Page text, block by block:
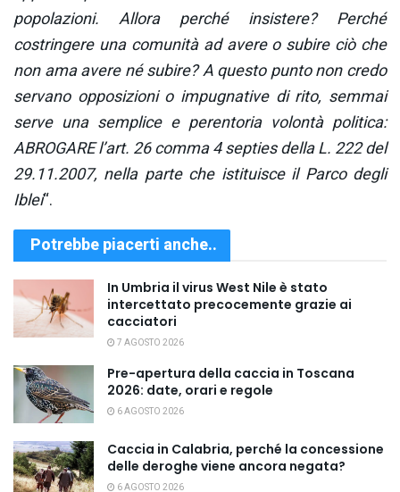
popolazioni. Allora perché insistere? Perché
costringere una comunità ad avere o subire ciò che
non ama avere né subire? A questo punto non credo
servano opposizioni o impugnative di rito, semmai
serve una semplice e perentoria volontà politica:
ABROGARE l’art. 26 comma 4 septies della L. 222 del
29.11.2007, nella parte che istituisce il Parco degli
Iblei“.
Potrebbe piacerti anche..
In Umbria il virus West Nile è stato
intercettato precocemente grazie ai
cacciatori
7 AGOSTO 2026
Pre-apertura della caccia in Toscana
2026: date, orari e regole
6 AGOSTO 2026
Caccia in Calabria, perché la concessione
delle deroghe viene ancora negata?
6 AGOSTO 2026